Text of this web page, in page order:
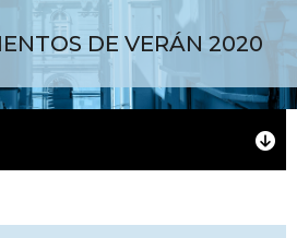
DE VERÁN 2020